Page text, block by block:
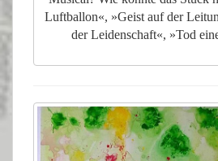
Luftballon«, »Geist auf der
der Leidenschaft«, »Tod